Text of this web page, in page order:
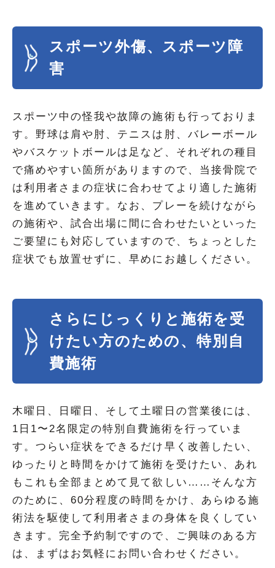
スポーツ外傷、スポーツ障
害
スポーツ中の怪我や故障の施術も行っておりま
す。野球は肩や肘、テニスは肘、バレーボール
やバスケットボールは足など、それぞれの種目
で痛めやすい箇所がありますので、当接骨院で
は利用者さまの症状に合わせてより適した施術
を進めていきます。なお、プレーを続けながら
の施術や、試合出場に間に合わせたいといった
ご要望にも対応していますので、ちょっとした
症状でも放置せずに、早めにお越しください。
さらにじっくりと施術を受
けたい方のための、特別自
費施術
木曜日、日曜日、そして土曜日の営業後には、
1日1〜2名限定の特別自費施術を行っていま
す。つらい症状をできるだけ早く改善したい、
ゆったりと時間をかけて施術を受けたい、あれ
もこれも全部まとめて見て欲しい……そんな方
のために、60分程度の時間をかけ、あらゆる施
術法を駆使して利用者さまの身体を良くしてい
きます。完全予約制ですので、ご興味のある方
は、まずはお気軽にお問い合わせください。